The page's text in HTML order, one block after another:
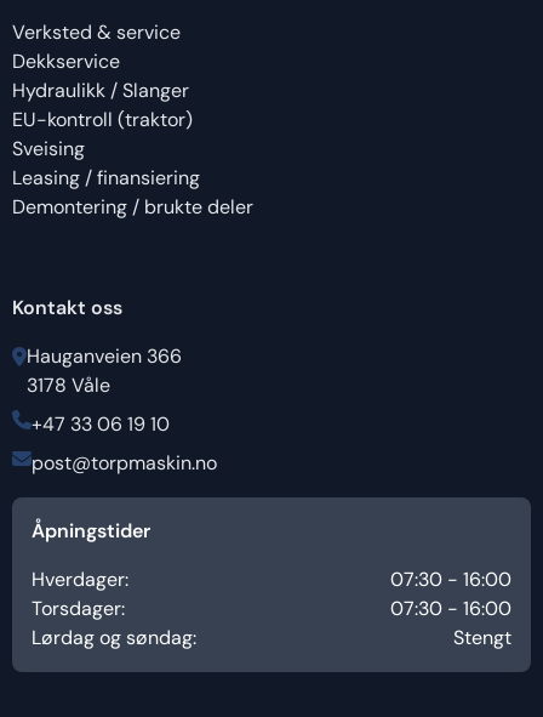
Verksted & service
Dekkservice
Hydraulikk / Slanger
EU-kontroll (traktor)
Sveising
Leasing / finansiering
Demontering / brukte deler
Kontakt oss
Hauganveien 366
3178 Våle
+47 33 06 19 10
post@torpmaskin.no
Åpningstider
Hverdager:
07:30 - 16:00
Torsdager:
07:30 - 16:00
Lørdag og søndag:
Stengt